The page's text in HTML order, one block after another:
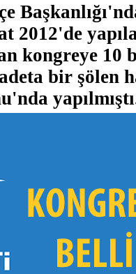
2012'de
kongreye 10
bir şölen